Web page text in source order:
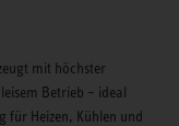
mit höchster
Betrieb – ideal
für Heizen, Kühlen und